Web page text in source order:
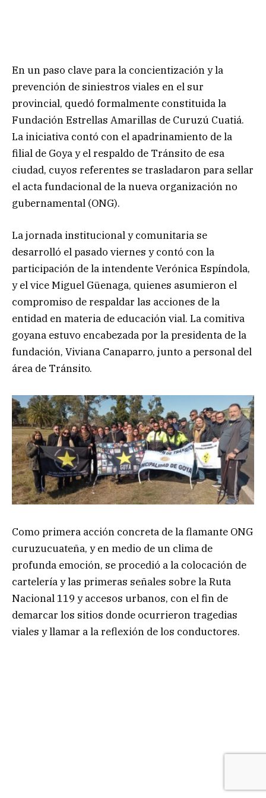
En un paso clave para la concientización y la
prevención de siniestros viales en el sur
provincial, quedó formalmente constituida la
Fundación Estrellas Amarillas de Curuzú Cuatiá.
La iniciativa contó con el apadrinamiento de la
filial de Goya y el respaldo de Tránsito de esa
ciudad, cuyos referentes se trasladaron para sellar
el acta fundacional de la nueva organización no
gubernamental (ONG).
La jornada institucional y comunitaria se
desarrolló el pasado viernes y contó con la
participación de la intendente Verónica Espíndola,
y el vice Miguel Güenaga, quienes asumieron el
compromiso de respaldar las acciones de la
entidad en materia de educación vial. La comitiva
goyana estuvo encabezada por la presidenta de la
fundación, Viviana Canaparro, junto a personal del
área de Tránsito.
Como primera acción concreta de la flamante ONG
curuzucuateña, y en medio de un clima de
profunda emoción, se procedió a la colocación de
cartelería y las primeras señales sobre la Ruta
Nacional 119 y accesos urbanos, con el fin de
demarcar los sitios donde ocurrieron tragedias
viales y llamar a la reflexión de los conductores.